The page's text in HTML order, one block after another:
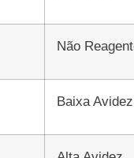
Não
Baixa Avidez